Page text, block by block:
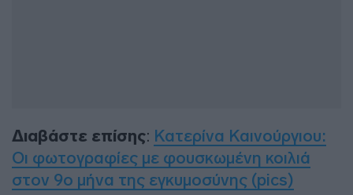
Διαβάστε επίσης: Κατερίνα Καινούργιου:
Οι φωτογραφίες με φουσκωμένη κοιλιά
στον 9ο μήνα της εγκυμοσύνης (pics)